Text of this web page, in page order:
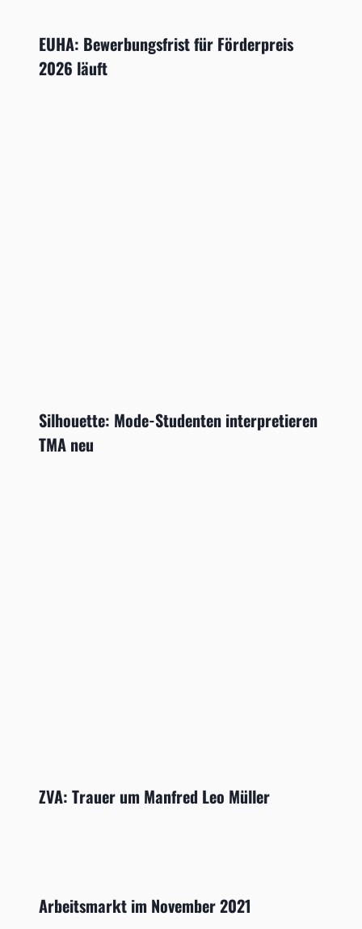
EUHA: Bewerbungsfrist für Förderpreis
2026 läuft
Silhouette: Mode-Studenten interpretieren
TMA neu
ZVA: Trauer um Manfred Leo Müller
Arbeitsmarkt im November 2021